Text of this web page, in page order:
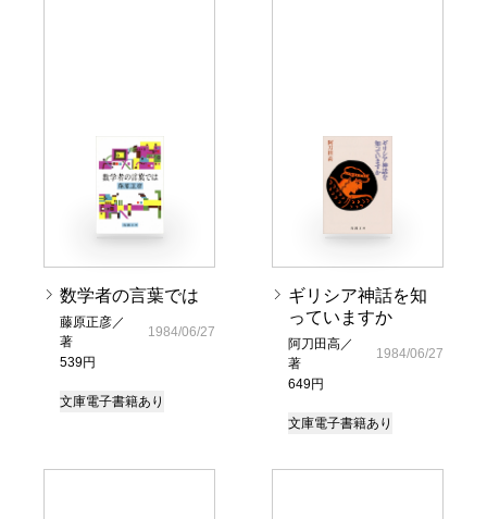
数学者の言葉では
藤原正彦／
著
539円
1984/06/27
文庫電子書籍あり
ギリシア神話を知
っていますか
阿刀田高／
著
649円
1984/06/27
文庫電子書籍あり